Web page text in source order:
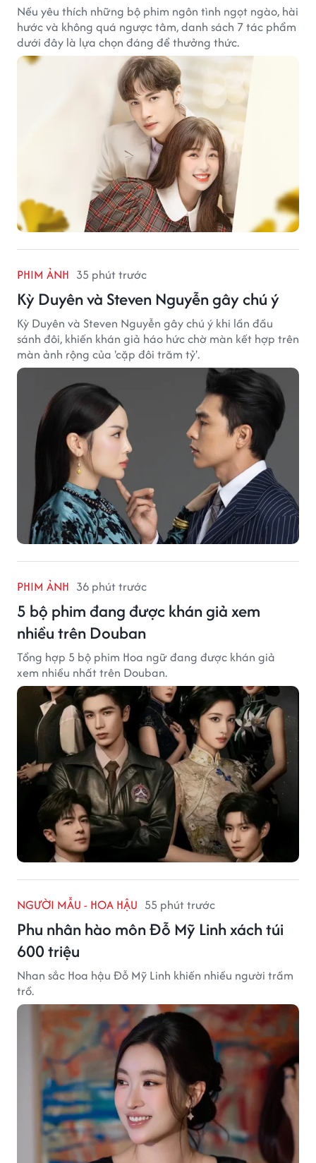
Nếu yêu thích những bộ phim ngôn tình ngọt ngào, hài
hước và không quá ngược tâm, danh sách 7 tác phẩm
dưới đây là lựa chọn đáng để thưởng thức.
PHIM ẢNH 35 phút trước
Kỳ Duyên và Steven Nguyễn gây chú ý
Kỳ Duyên và Steven Nguyễn gây chú ý khi lần đầu
sánh đôi, khiến khán giả háo hức chờ màn kết hợp trên
màn ảnh rộng của 'cặp đôi trăm tỷ'.
PHIM ẢNH 36 phút trước
5 bộ phim đang được khán giả xem
nhiều trên Douban
Tổng hợp 5 bộ phim Hoa ngữ đang được khán giả
xem nhiều nhất trên Douban.
NGƯỜI MẪU - HOA HẬU 55 phút trước
Phu nhân hào môn Đỗ Mỹ Linh xách túi
600 triệu
Nhan sắc Hoa hậu Đỗ Mỹ Linh khiến nhiều người trầm
trồ.